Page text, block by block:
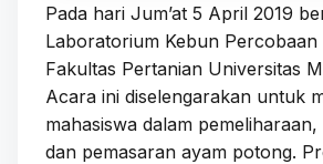
Pada hari Jum’at 5 April 2019
Laboratorium Kebun Percobaan
Fakultas Pertanian Universitas
Acara ini diselengarakan untuk
mahasiswa dalam
dan pemasaran ayam potong.